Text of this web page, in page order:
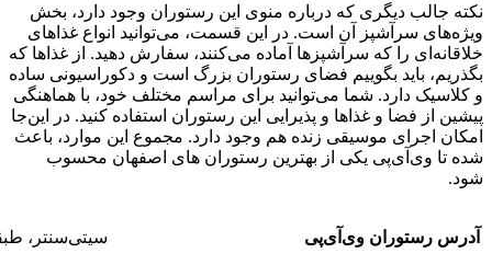
نکته جالب دیگری که درباره منوی این رستوران وجود دارد، بخش
ویژه‌های سرآشپز آن است. در این قسمت، می‌توانید انواع غذاهای
خلاقانه‌ای را که سرآشپزها آماده می‌کنند، سفارش دهید. از غذاها که
بگذریم، باید بگوییم فضای رستوران بزرگ است و دکوراسیونی ساده
و کلاسیک دارد. شما می‌توانید برای مراسم مختلف خود، با هماهنگی
پیشین از فضا و غذاها و پذیرایی این رستوران استفاده کنید. در این‌جا
امکان اجرای موسیقی زنده هم وجود دارد. مجموع این موارد، باعث
شده تا وی‌آی‌پی یکی از بهترین رستوران های اصفهان محسوب
شود.
آدرس رستوران وی‌آی‌پی سیتی‌سنتر،